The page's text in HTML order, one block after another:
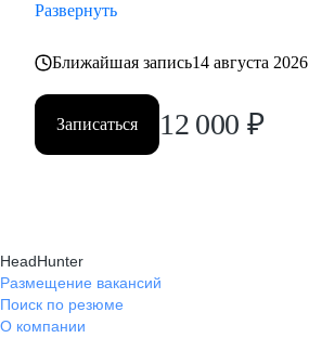
Развернуть
Ближайшая запись14 августа 2026
Записаться 12 000 ₽
HeadHunter
Размещение вакансий
Поиск по резюме
О компании